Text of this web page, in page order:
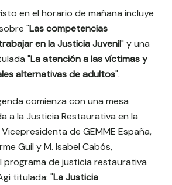
en el horario de mañana incluye
"Las competencias
en la Justicia Juvenil" y una
"La atención a las víctimas y
alternativas de adultos".
comienza con una mesa
a la Justicia Restaurativa en la
de GEMME España,
Guil y M. Isabel Cabós,
de justicia restaurativa
titulada: "La Justicia